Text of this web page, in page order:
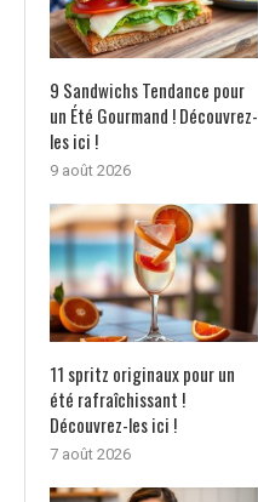
9 Sandwichs Tendance pour
un Été Gourmand ! Découvrez-
les ici !
9 août 2026
11 spritz originaux pour un
été rafraîchissant !
Découvrez-les ici !
7 août 2026